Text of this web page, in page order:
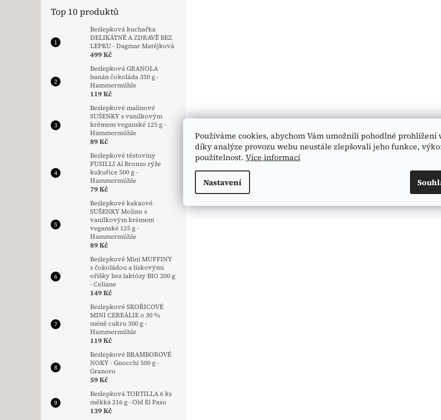
Používáme cookies, abychom Vám umožnili pohodlné prohlížení
díky analýze provozu webu neustále zlepšovali jeho funkce,
použitelnost. Více informací
Nastavení
Top 10 produktů
Bezlepková kuchařka
DELIKÁTNĚ A ZDRAVĚ BEZ
LEPKU - Dagmar Matějková
499 Kč
Bezlepková GRANOLA
banán čokoláda 350 g -
Hammermühle
119 Kč
Bezlepkové malinové
SUŠENKY s vanilkovým
krémem veganské 125 g -
Hammermühle
89 Kč
Bezlepkové těstoviny
FUSILLI Al Bronzo rýže
kukuřice 500 g -
Hammermühle
79 Kč
Bezlepkové kakaové
SUŠENKY Molino s
vanilkovým krémem
veganské 125 g -
Hammermühle
89 Kč
Bezlepkové Mini MUFFINY
s čokoládou a lískovými
oříšky bez laktózy BIO 200 g
- Celiane
149 Kč
Bezlepkové SKOŘICOVÉ
MINI CEREÁLIE o 30 %
méně cukru 300 g -
Hammermühle
119 Kč
Bezlepkové BRAMBOROVÉ
NOKY - Gnocchi 500 g -
Granoro
59 Kč
Bezlepková TORTILLA 6 ks
měkká 216 g - Old El Paso
139 Kč